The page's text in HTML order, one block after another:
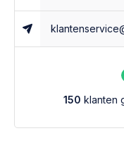
150 klanten